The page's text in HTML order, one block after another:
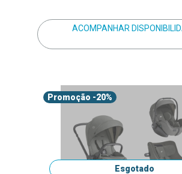
ACOMPANHAR
Promoção -20%
Esgotado